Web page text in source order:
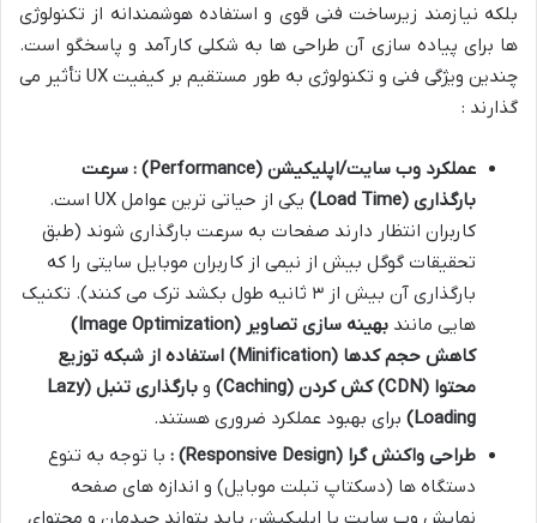
بلکه نیازمند زیرساخت فنی قوی و استفاده هوشمندانه از تکنولوژی
ها برای پیاده سازی آن طراحی ها به شکلی کارآمد و پاسخگو است.
چندین ویژگی فنی و تکنولوژی به طور مستقیم بر کیفیت UX تأثیر می
گذارند :
عملکرد وب سایت/اپلیکیشن (Performance)
: سرعت
بارگذاری (Load Time)
یکی از حیاتی ترین عوامل UX است.
کاربران انتظار دارند صفحات به سرعت بارگذاری شوند (طبق
تحقیقات گوگل بیش از نیمی از کاربران موبایل سایتی را که
بارگذاری آن بیش از ۳ ثانیه طول بکشد ترک می کنند). تکنیک
هایی مانند بهینه سازی تصاویر (Image Optimization)
کاهش حجم کدها (Minification)
استفاده از شبکه توزیع
محتوا (CDN) کش کردن (Caching) و بارگذاری تنبل (Lazy
Loading) برای بهبود عملکرد ضروری هستند.
طراحی واکنش گرا (Responsive Design)
: با توجه به تنوع
دستگاه ها (دسکتاپ تبلت موبایل) و اندازه های صفحه